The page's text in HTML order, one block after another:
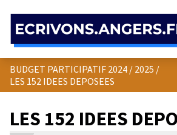
BUDGET PARTICIPATIF 2024 / 2025 /
LES 152 IDEES DEPOSEES
LES 152 IDEES